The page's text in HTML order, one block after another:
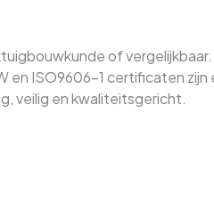
of
en ISO9606-1 certificaten
veilig en kwaliteitsgericht.